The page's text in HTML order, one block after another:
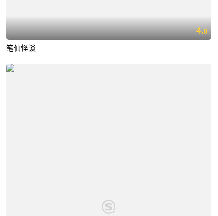
4.0
笔仙怪谈